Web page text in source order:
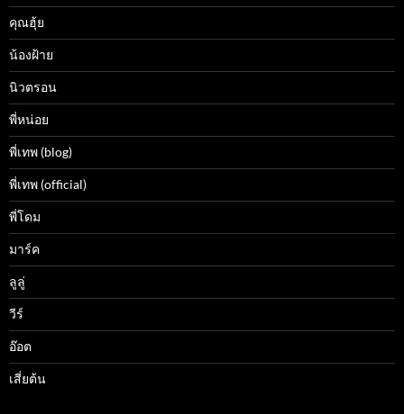
คุณฮุ้ย
น้องฝ้าย
นิวตรอน
พี่หน่อย
พี่เทพ (blog)
พี่เทพ (official)
พี่โดม
มาร์ค
ลูลู่
วีร์
อ๊อต
เสี่ยต้น